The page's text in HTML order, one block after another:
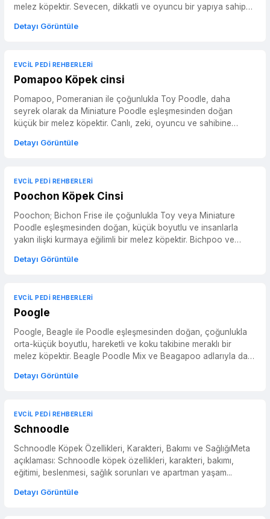
melez köpektir. Sevecen, dikkatli ve oyuncu bir yapıya sahip
Detayı Görüntüle
EVCIL PEDI REHBERLERI
Pomapoo Köpek cinsi
Pomapoo, Pomeranian ile çoğunlukla Toy Poodle, daha
seyrek olarak da Miniature Poodle eşleşmesinden doğan
küçük bir melez köpektir. Canlı, zeki, oyuncu ve sahibine
Detayı Görüntüle
EVCIL PEDI REHBERLERI
Poochon Köpek Cinsi
Poochon; Bichon Frise ile çoğunlukla Toy veya Miniature
Poodle eşleşmesinden doğan, küçük boyutlu ve insanlarla
yakın ilişki kurmaya eğilimli bir melez köpektir. Bichpoo ve
Detayı Görüntüle
EVCIL PEDI REHBERLERI
Poogle
Poogle, Beagle ile Poodle eşleşmesinden doğan, çoğunlukla
orta-küçük boyutlu, hareketli ve koku takibine meraklı bir
melez köpektir. Beagle Poodle Mix ve Beagapoo adlarıyla da
Detayı Görüntüle
EVCIL PEDI REHBERLERI
Schnoodle
Schnoodle Köpek Özellikleri, Karakteri, Bakımı ve SağlığıMeta
açıklaması: Schnoodle köpek özellikleri, karakteri, bakımı,
eğitimi, beslenmesi, sağlık sorunları ve apartman yaşam...
Detayı Görüntüle